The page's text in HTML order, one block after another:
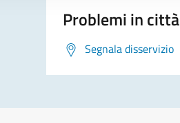
Problemi in città
Segnala disservizio